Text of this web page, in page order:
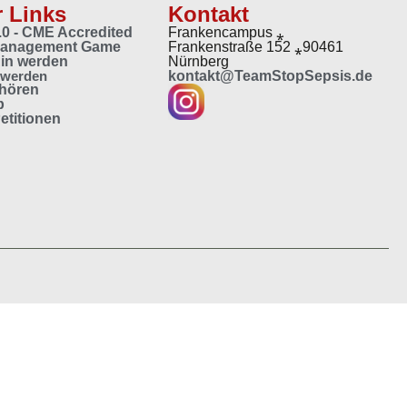
Links
- CME Accredited
Game
werden
Kontakt
Frankencampus ⁎
Frankenstraße 152 ⁎90461
Nürnberg
kontakt@TeamStopSepsis.de